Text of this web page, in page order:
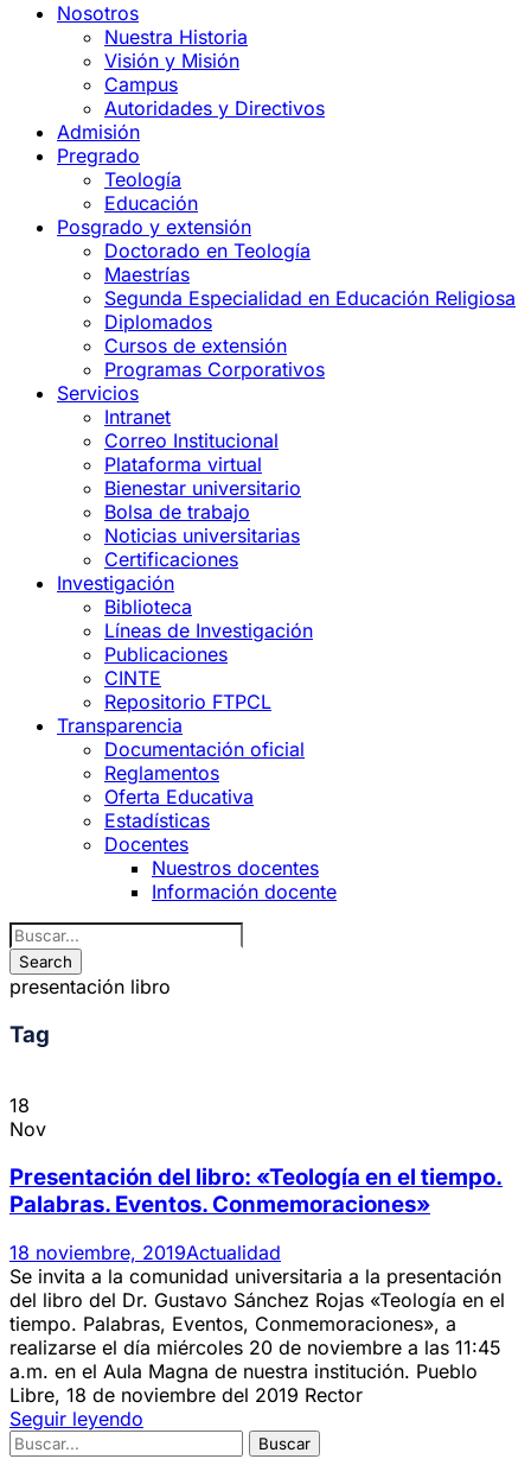
Nosotros
Nuestra Historia
Visión y Misión
Campus
Autoridades y Directivos
Admisión
Pregrado
Teología
Educación
Posgrado y extensión
Doctorado en Teología
Maestrías
Segunda Especialidad en Educación Religiosa
Diplomados
Cursos de extensión
Programas Corporativos
Servicios
Intranet
Correo Institucional
Plataforma virtual
Bienestar universitario
Bolsa de trabajo
Noticias universitarias
Certificaciones
Investigación
Biblioteca
Líneas de Investigación
Publicaciones
CINTE
Repositorio FTPCL
Transparencia
Documentación oficial
Reglamentos
Oferta Educativa
Estadísticas
Docentes
Nuestros docentes
Información docente
presentación libro
Tag
18
Nov
Presentación del libro: «Teología en el tiempo.
Palabras. Eventos. Conmemoraciones»
18 noviembre, 2019Actualidad
Se invita a la comunidad universitaria a la presentación
del libro del Dr. Gustavo Sánchez Rojas «Teología en el
tiempo. Palabras, Eventos, Conmemoraciones», a
realizarse el día miércoles 20 de noviembre a las 11:45
a.m. en el Aula Magna de nuestra institución. Pueblo
Libre, 18 de noviembre del 2019 Rector
Seguir leyendo